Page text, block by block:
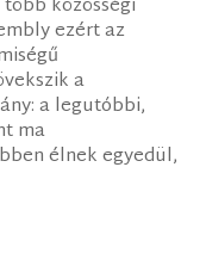
közösségi
ezért az
a
a legutóbbi,
ma
élnek egyedül,